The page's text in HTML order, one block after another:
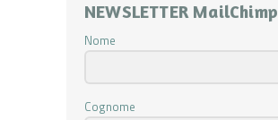
NEWSLETTER MailChimp
Nome
Cognome